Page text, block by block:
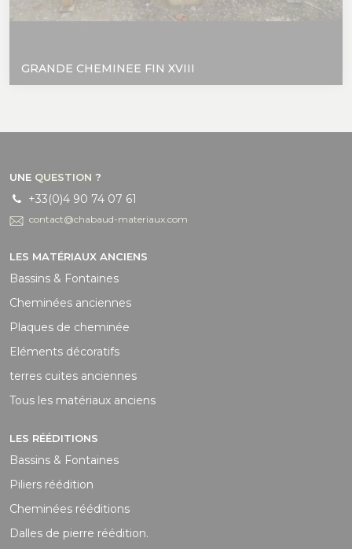
GRANDE CHEMINEE FIN XVIII
UNE QUESTION ?
+33(0)4 90 74 07 61
contact@chabaud-materiaux.com
LES MATÉRIAUX ANCIENS
Bassins & Fontaines
Cheminées anciennes
Plaques de cheminée
Eléments décoratifs
terres cuites anciennes
Tous les matériaux anciens
LES RÉÉDITIONS
Bassins & Fontaines
Piliers réédition
Cheminées rééditions
Dalles de pierre réédition.